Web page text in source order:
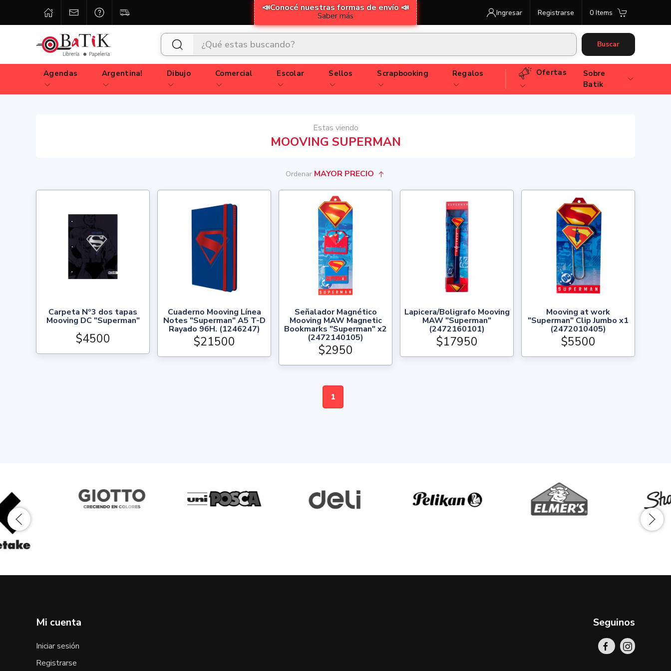
📣Conocé nuestras formas de envío 📣
Saber más Ingresar Registrarse 0 Items
Buscar
Agendas Argentina! Dibujo Comercial Escolar Sellos Scrapbooking Regalos Ofertas
Sobre
Batik
Estas viendo
MOOVING SUPERMAN
Ordenar MAYOR PRECIO
Carpeta Nº3 dos tapas
Mooving DC "Superman"
$4500
Cuaderno Mooving Línea
Notes "Superman" A5 T-D
Rayado 96H. (1246247)
$21500
Señalador Magnético
Mooving MAW Magnetic
Bookmarks "Superman" x2
(2472140105)
$2950
Lapicera/Boligrafo Mooving
MAW "Superman"
(2472160101)
$17950
Mooving at work
"Superman" Clip Jumbo x1
(2472010405)
$5500
1
Mi cuenta
Iniciar sesión
Registrarse
Seguinos